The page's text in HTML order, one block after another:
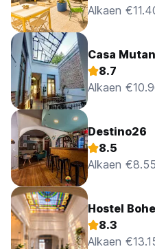
Alkaen
Casa
8.7
Alkaen
Destino26
8.5
Alkaen €8.55
Hostel
8.3
Alkaen